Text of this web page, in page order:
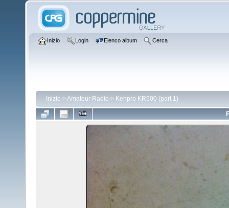
Inizio Login Elenco album Cerca
Inizio >Amateur Radio > Kenpro KR500 (part 1)